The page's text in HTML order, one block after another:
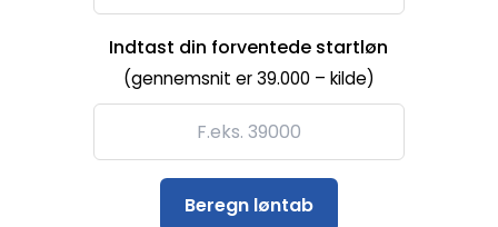
Indtast din forventede startløn
(gennemsnit er 39.000 – kilde)
Beregn løntab